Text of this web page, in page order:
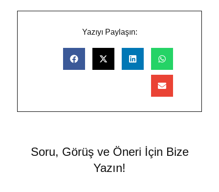
Yazıyı Paylaşın:
Soru, Görüş ve Öneri İçin Bize
Yazın!